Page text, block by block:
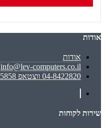
אודות
אודות
info@lev-computers.co.il
04-8422820 ווצטאפ 050-6875858
שירות לקוחות